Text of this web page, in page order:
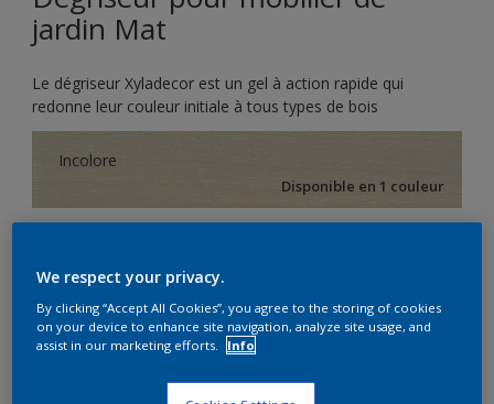
jardin Mat
Le dégriseur Xyladecor est un gel à action rapide qui
redonne leur couleur initiale à tous types de bois
Incolore
Disponible en 1 couleur
Quantité Calculateur de peinture
CALCULER
We respect your privacy.
By clicking “Accept All Cookies”, you agree to the storing of cookies
on your device to enhance site navigation, analyze site usage, and
assist in our marketing efforts.
Info